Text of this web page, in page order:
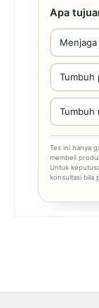
Apa
Tumbuh
Tumbuh
Tes ini hanya
membeli
Untuk
konsultasi bila